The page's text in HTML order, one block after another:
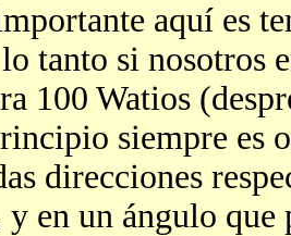
aquí es
tanto si nosotros
100 Watios
siempre es
direcciones
y en un ángulo